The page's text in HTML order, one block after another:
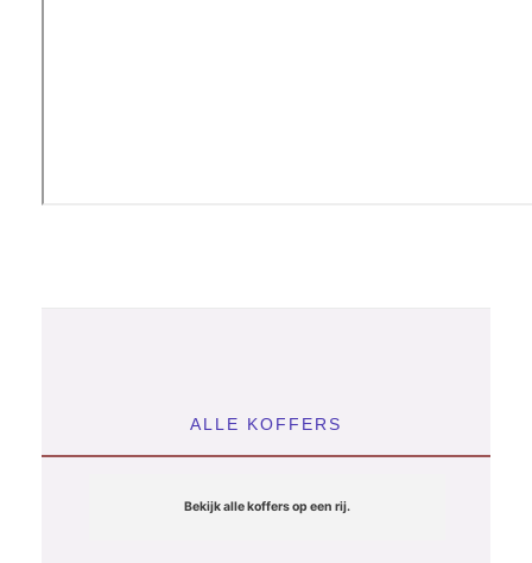
ALLE KOFFERS
Bekijk alle koffers op een rij.